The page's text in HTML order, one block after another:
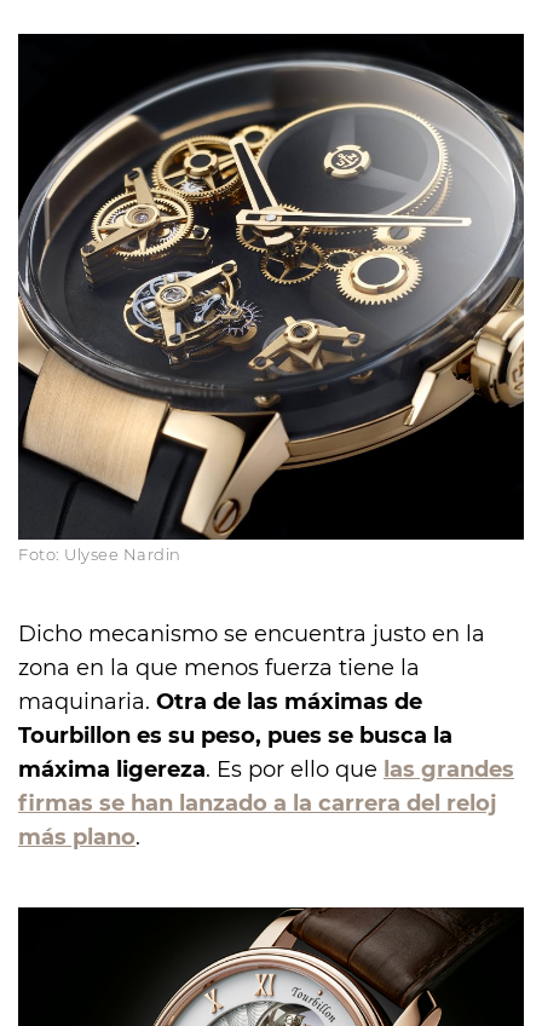
Foto: Ulysee Nardin
Dicho mecanismo se encuentra justo en la
zona en la que menos fuerza tiene la
maquinaria. Otra de las máximas de
Tourbillon es su peso, pues se busca la
máxima ligereza. Es por ello que las grandes
firmas se han lanzado a la carrera del reloj
más plano.